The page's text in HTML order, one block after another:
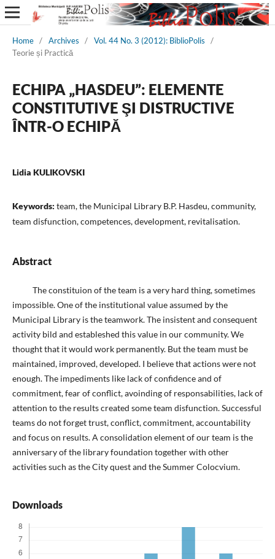
Home / Archives / Vol. 44 No. 3 (2012): BiblioPolis
/
Teorie și Practică
ECHIPA „HASDEU”: ELEMENTE
CONSTITUTIVE ŞI DISTRUCTIVE
ÎNTR-O ECHIPĂ
Lidia KULIKOVSKI
Keywords: team, the Municipal Library B.P. Hasdeu, community,
team disfunction, competences, development, revitalisation.
Abstract
The constituion of the team is a very hard thing, sometimes
impossible. One of the institutional value assumed by the
Municipal Library is the teamwork. The insistent and consequent
activity bild and estableshed this value in our community. We
thought that it would work permanently. But the team must be
maintained, improved, developed. I believe that actions were not
enough. The impediments like lack of confidence and of
commitment, fear of conflict, avoinding of responsabilities, lack of
attention to the results created some team disfunction. Successful
teams do not forget trust, conflict, commitment, accountability
and focus on results. A consolidation element of our team is the
anniversary of the library foundation together with other
activities such as the City quest and the Summer Colocvium.
Downloads